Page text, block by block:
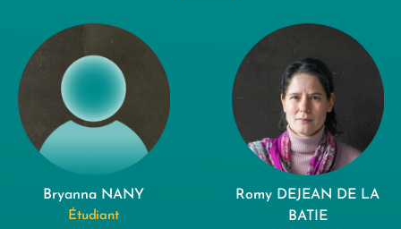
Bryanna NANY
Étudiant
Romy DEJEAN DE LA
BATIE